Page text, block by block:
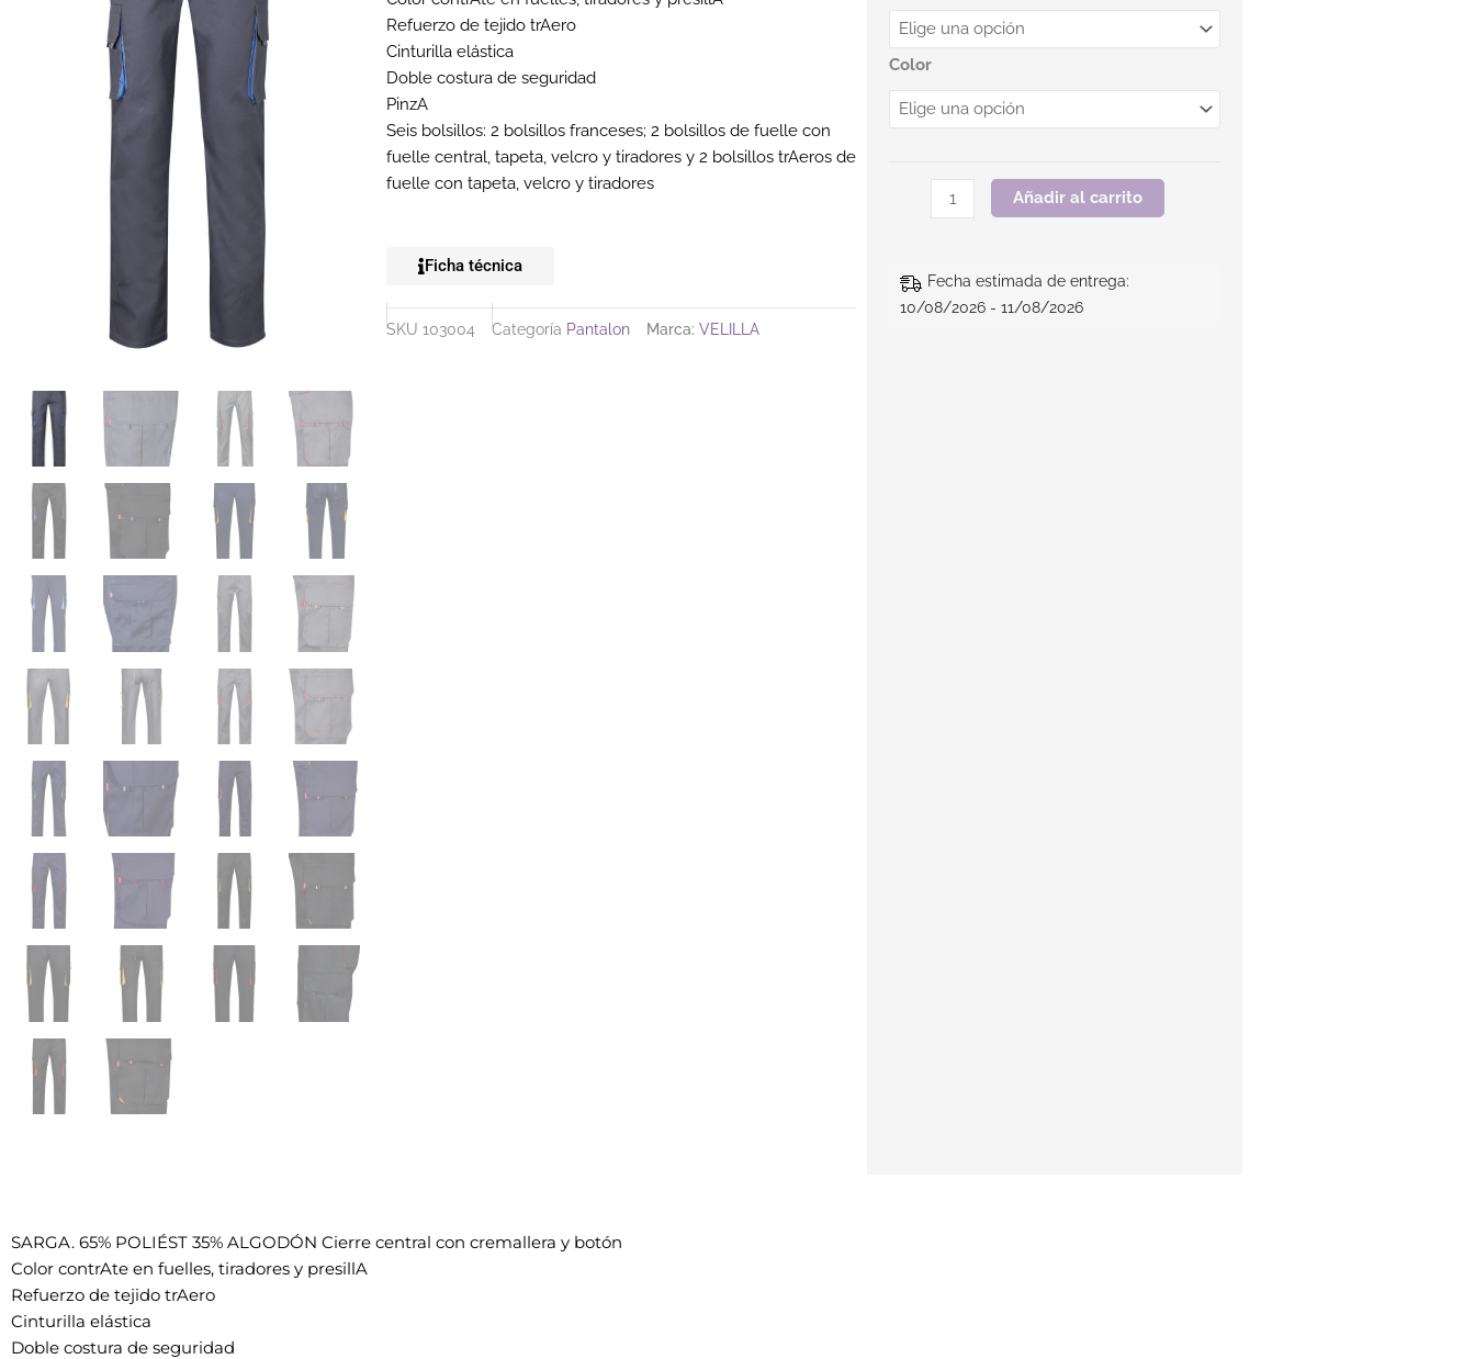
Refuerzo de tejido trAero
Cinturilla elástica
Doble costura de seguridad
PinzA
Seis bolsillos: 2 bolsillos franceses; 2 bolsillos de fuelle con
fuelle central, tapeta, velcro y tiradores y 2 bolsillos trAeros de
fuelle con tapeta, velcro y tiradores
Ficha técnica
SKU 103004 Categoría Pantalon Marca: VELILLA
Color
Añadir al carrito
Fecha estimada de entrega:
10/08/2026 - 11/08/2026
SARGA. 65% POLIÉST 35% ALGODÓN Cierre central con cremallera y botón
Color contrAte en fuelles, tiradores y presillA
Refuerzo de tejido trAero
Cinturilla elástica
Doble costura de seguridad